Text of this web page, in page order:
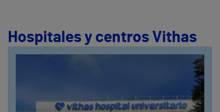
Hospitales y centros Vithas